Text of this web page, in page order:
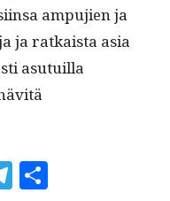
ampu­jien ja
ja ratkaista asia
asu­tu­il­la
T